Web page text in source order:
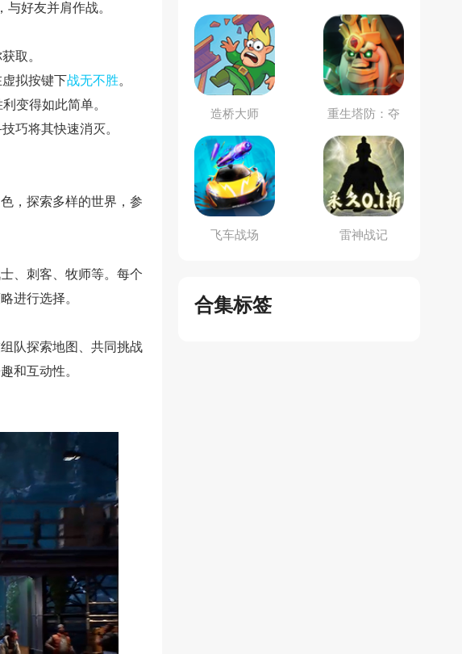
好友并肩作战。
取。
拟按键下战无不胜。
变得如此简单。
巧将其快速消灭。
，探索多样的世界，参
、刺客、牧师等。每个
进行选择。
队探索地图、共同挑战
和互动性。
造桥大师
重生塔防：夺
宝奇兵
飞车战场 雷神战记
合集标签